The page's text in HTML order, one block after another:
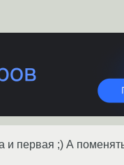
и первая ;) А